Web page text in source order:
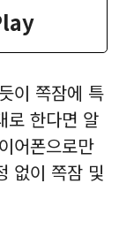
이 쪽잠에 특
로 한다면 알
어폰으로만
없이 쪽잠 및